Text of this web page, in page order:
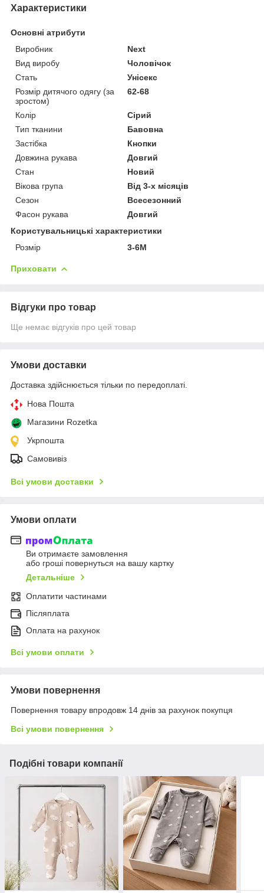
Характеристики
Основні атрибути
Виробник
Next
Вид виробу
Чоловічок
Стать
Унісекс
Розмір дитячого одягу (за
зростом)
62-68
Колір
Сірий
Тип тканини
Бавовна
Застібка
Кнопки
Довжина рукава
Довгий
Стан
Новий
Вікова група
Від 3-х місяців
Сезон
Всесезонний
Фасон рукава
Довгий
Користувальницькі характеристики
Розмір
3-6М
Приховати
Відгуки про товар
Ще немає відгуків про цей товар
Умови доставки
Доставка здійснюється тільки по передоплаті.
Нова Пошта
Магазини Rozetka
Укрпошта
Самовивіз
Всі умови доставки
Умови оплати
Ви отримаєте замовлення
або гроші повернуться на вашу картку
Детальніше
Оплатити частинами
Післяплата
Оплата на рахунок
Всі умови оплати
Умови повернення
Повернення товару впродовж 14 днів за рахунок покупця
Всі умови повернення
Подібні товари компанії